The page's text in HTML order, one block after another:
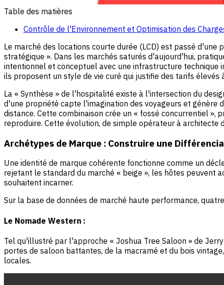
Table des matières
Contrôle de l'Environnement et Optimisation des
Le marché des locations courte durée (LCD) est passé
stratégique ». Dans les marchés saturés d'aujourd'hui,
intentionnel et conceptuel avec une infrastructure
ils proposent un style de vie curé qui justifie des tarifs
La « Synthèse » de l'hospitalité existe à l'intersection du
d'une propriété capte l'imagination des voyageurs et
distance. Cette combinaison crée un « fossé concurrentiel
reproduire. Cette évolution, de simple opérateur à
Archétypes de Marque : Construire une
Une identité de marque cohérente fonctionne comme un
rejetant le standard du marché « beige », les hôtes peuvent
souhaitent incarner.
Sur la base de données de marché haute performance,
Le Nomade Western :
Tel qu'illustré par l'approche « Joshua Tree Saloon » de
portes de saloon battantes, de la macramé et du bois
locales.